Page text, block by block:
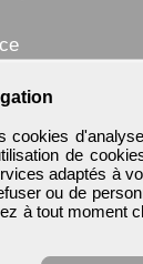
de
adaptés à
ou de
à tout moment